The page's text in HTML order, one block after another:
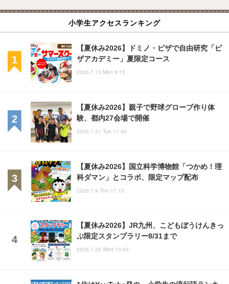
小学生アクセスランキング
【夏休み2026】ドミノ・ピザで自由研究「ピ
ザアカデミー」夏限定コース
2026.7.13 Mon 9:15
【夏休み2026】親子で野球グローブ作り体
験、都内27会場で開催
2026.7.21 Tue 11:45
【夏休み2026】国立科学博物館「つかめ！理
科ダマン」とコラボ、限定マップ配布
2026.7.9 Thu 17:15
【夏休み2026】JR九州、こどもぼうけんきっ
ぷ限定スタンプラリー8/31まで
2026.7.22 Wed 10:45